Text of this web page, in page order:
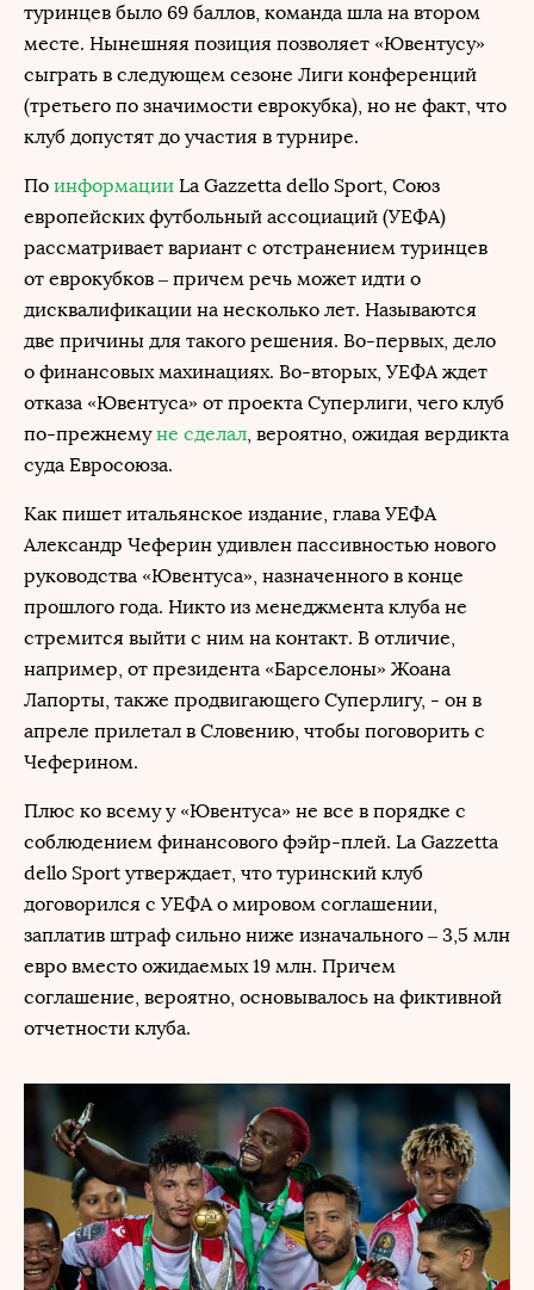
туринцев было 69 баллов, команда шла на втором
месте. Нынешняя позиция позволяет «Ювентусу»
сыграть в следующем сезоне Лиги конференций
(третьего по значимости еврокубка), но не факт, что
клуб допустят до участия в турнире.
По информации La Gazzetta dello Sport, Союз
европейских футбольный ассоциаций (УЕФА)
рассматривает вариант с отстранением туринцев
от еврокубков – причем речь может идти о
дисквалификации на несколько лет. Называются
две причины для такого решения. Во-первых, дело
о финансовых махинациях. Во-вторых, УЕФА ждет
отказа «Ювентуса» от проекта Суперлиги, чего клуб
по-прежнемуне сделал, вероятно, ожидая вердикта
суда Евросоюза.
Как пишет итальянское издание, глава УЕФА
Александр Чеферин удивлен пассивностью нового
руководства «Ювентуса», назначенного в конце
прошлого года. Никто из менеджмента клуба не
стремится выйти с ним на контакт. В отличие,
например, от президента «Барселоны» Жоана
Лапорты, также продвигающего Суперлигу, - он в
апреле прилетал в Словению, чтобы поговорить с
Чеферином.
Плюс ко всему у «Ювентуса» не все в порядке с
соблюдением финансового фэйр-плей. La Gazzetta
dello Sport утверждает, что туринский клуб
договорился с УЕФА о мировом соглашении,
заплатив штраф сильно ниже изначального – 3,5 млн
евро вместо ожидаемых 19 млн. Причем
соглашение, вероятно, основывалось на фиктивной
отчетности клуба.